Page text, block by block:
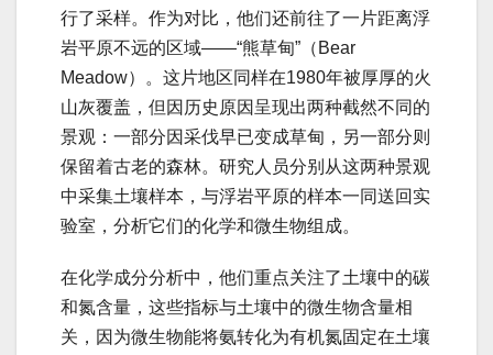
行了采样。作为对比，他们还前往了一片距离浮
岩平原不远的区域——“熊草甸”（Bear
Meadow）。这片地区同样在1980年被厚厚的火
山灰覆盖，但因历史原因呈现出两种截然不同的
景观：一部分因采伐早已变成草甸，另一部分则
保留着古老的森林。研究人员分别从这两种景观
中采集土壤样本，与浮岩平原的样本一同送回实
验室，分析它们的化学和微生物组成。
在化学成分分析中，他们重点关注了土壤中的碳
和氮含量，这些指标与土壤中的微生物含量相
关，因为微生物能将氨转化为有机氮固定在土壤